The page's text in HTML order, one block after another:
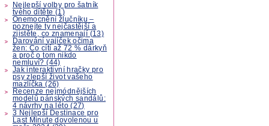
Nejlepší volby pro šatník
tvého dítěte (1)
Onemocnění žlučníku –
poznejte ty nejčastější a
zjistěte, co znamenají (13)
Darování vajíček očima
žen: Co cítí až 72 % dárkyň
a proč o tom nikdo
nemluví? (44)
Jak interaktivní hračky pro
psy zlepší život vašeho
mazlíčka (26)
Recenze nejmódnějších
modelů pánských sandálů:
4 návrhy na léto (27)
3 Nejlepší Destinace pro
Last Minute dovolenou u